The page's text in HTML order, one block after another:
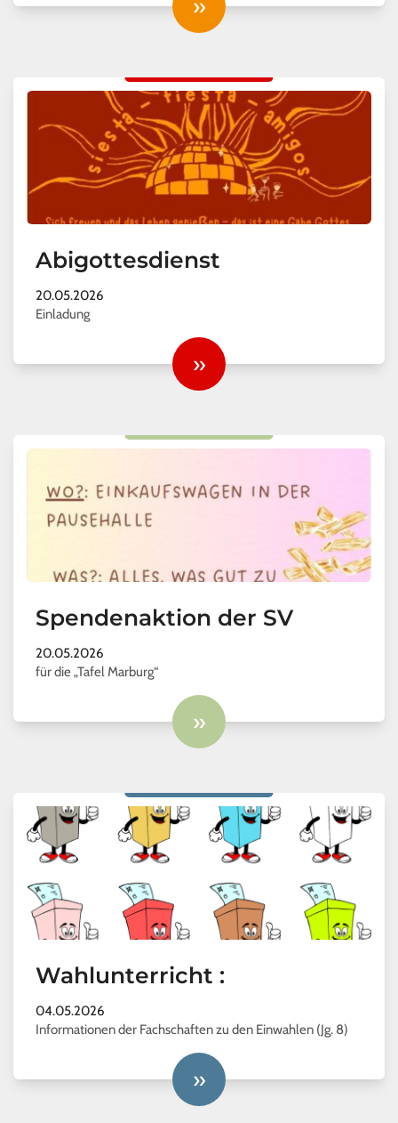
»
Abigottesdienst
20.05.2026
Einladung
»
Spendenaktion der SV
20.05.2026
für die „Tafel Marburg“
»
Wahlunterricht :
04.05.2026
Informationen der Fachschaften zu den Einwahlen (Jg. 8)
»